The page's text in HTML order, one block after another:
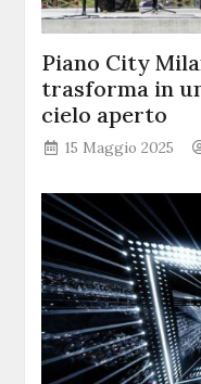
Piano City
trasforma in
cielo aperto
15 Maggio 2025